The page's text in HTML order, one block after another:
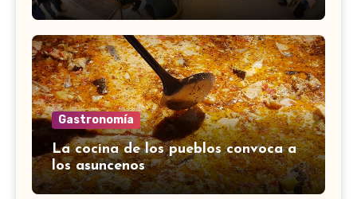
Gastronomía
La cocina de los pueblos convoca a
los asuncenos